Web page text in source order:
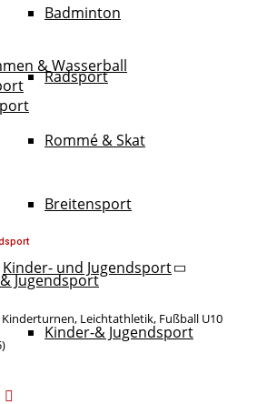
Badminton
Radsport
Rommé & Skat
Breitensport
Kinder- und Jugendsport
Kinder-& Jugendsport
& Wasserball
Jugendsport
Leichtathletik, Fußball U10